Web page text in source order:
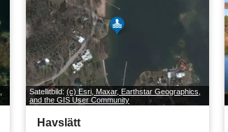
Satellitbild:(c) Esri, Maxar, Earthstar Geographics,
and the GIS User Community
Havslätt